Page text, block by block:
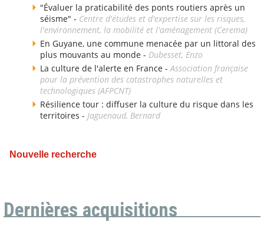
"Évaluer la praticabilité des ponts routiers après un
séisme" - Centre d'études et d'expertise sur les risques,
l'environnement, la mobilité et l'aménagement (Cerema)
En Guyane, une commune menacée par un littoral des
plus mouvants au monde - Dubesset, Enzo
La culture de l'alerte en France - Association française
pour la prévention des catastrophes naturelles et
technologiques (AFPCNT)
Résilience tour : diffuser la culture du risque dans les
territoires - Jaguenaud, Bernard
Nouvelle recherche
Dernières acquisitions